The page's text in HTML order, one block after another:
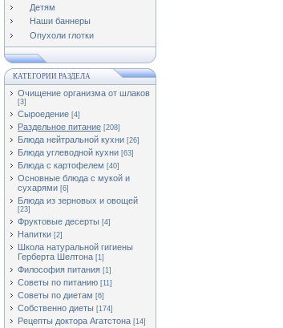
Детям
Наши баннеры
Опухоли глотки
КАТЕГОРИИ РАЗДЕЛА
Очищение организма от шлаков
[3]
Сыроедение [4]
Раздельное питание [208]
Блюда нейтральной кухни [26]
Блюда углеводной кухни [63]
Блюда с картофелем [40]
Основные блюда с мукой и
сухарями [6]
Блюда из зерновых и овощей
[23]
Фруктовые десерты [4]
Напитки [2]
Школа натуральной гигиены
Герберта Шелтона [1]
Философия питания [1]
Советы по питанию [11]
Советы по диетам [6]
Собственно диеты [174]
Рецепты доктора Агатстона [14]